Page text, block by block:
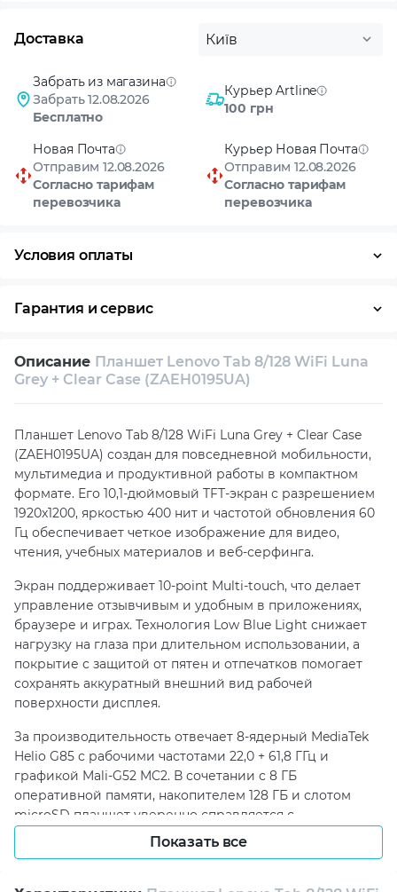
Доставка Київ
Забрать из магазина
Забрать 12.08.2026
Бесплатно
Курьер Artline
100 грн
Новая Почта
Отправим 12.08.2026
Согласно тарифам
перевозчика
Курьер Новая Почта
Отправим 12.08.2026
Согласно тарифам
перевозчика
Условия оплаты
Гарантия и сервис
Собственный сервисный центр
Описание Планшет Lenovo Tab 8/128 WiFi Luna
Grey + Clear Case (ZAEH0195UA)
Планшет Lenovo Tab 8/128 WiFi Luna Grey + Clear Case
(ZAEH0195UA) создан для повседневной мобильности,
мультимедиа и продуктивной работы в компактном
формате. Его 10,1-дюймовый TFT-экран с разрешением
1920x1200, яркостью 400 нит и частотой обновления 60
Гц обеспечивает четкое изображение для видео,
чтения, учебных материалов и веб-серфинга.
Экран поддерживает 10-point Multi-touch, что делает
управление отзывчивым и удобным в приложениях,
браузере и играх. Технология Low Blue Light снижает
нагрузку на глаза при длительном использовании, а
покрытие с защитой от пятен и отпечатков помогает
сохранять аккуратный внешний вид рабочей
поверхности дисплея.
За производительность отвечает 8-ядерный MediaTek
Helio G85 с рабочими частотами 22,0 + 61,8 ГГц и
графикой Mali-G52 MC2. В сочетании с 8 ГБ
оперативной памяти, накопителем 128 ГБ и слотом
microSD планшет уверенно справляется с
многозадачностью, хранением файлов, запуском
приложений и развлекательным контентом.
Для связи и навигации предусмотрены Wi-Fi 5,
Показать все